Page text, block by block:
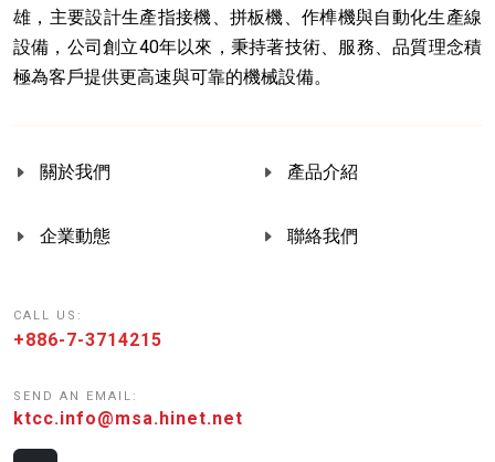
雄，主要設計生產指接機、拼板機、作榫機與自動化生產線
設備，公司創立40年以來，秉持著技術、服務、品質理念積
極為客戶提供更高速與可靠的機械設備。
關於我們 產品介紹
企業動態 聯絡我們
CALL US:
+886-7-3714215
SEND AN EMAIL:
ktcc.info@msa.hinet.net